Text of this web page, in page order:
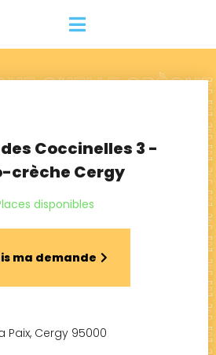
Coccinelles 3 -
crèche Cergy
disponibles
ma demande
Paix, Cergy 95000